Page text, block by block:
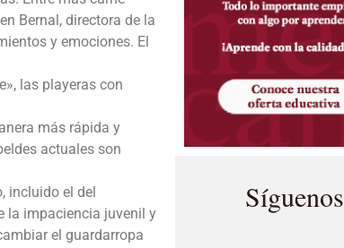
Bernal, directora de la
y emociones. El
las playeras con
más rápida y
actuales son
incluido el del
la impaciencia juvenil y
el guardarropa
Síguenos